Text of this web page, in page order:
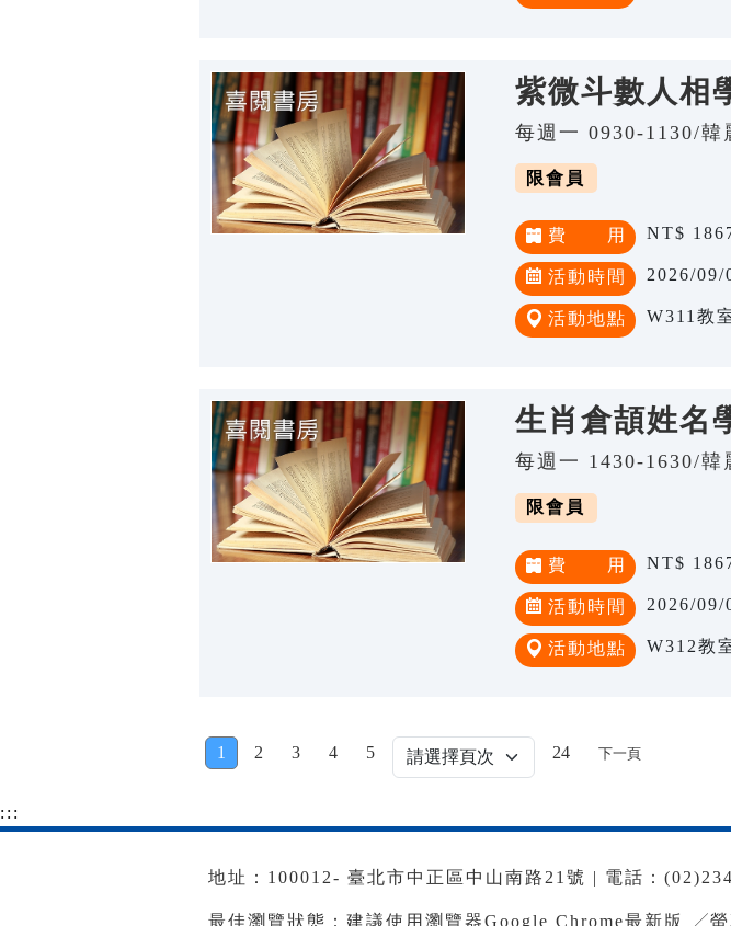
紫微斗數人相
每週一 0930-1130/韓
限會員
費 用 NT$
活動時間 2026/09/
活動地點 W311教
生肖倉頡姓名
每週一 1430-1630/韓
限會員
費 用 NT$
活動時間 2026/09/
活動地點 W312教
1 2 3 4 5 24 下一頁
:::
地址：100012- 臺北市中正區中山南路21號 | 電話：
最佳瀏覽狀態：建議使用瀏覽器Google Chrome最新版 ╱